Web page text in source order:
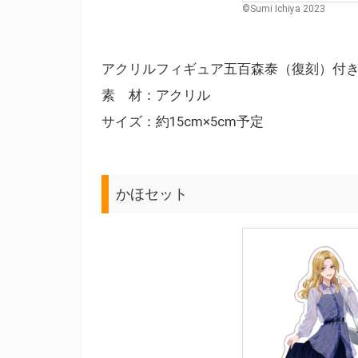
©Sumi Ichiya 2023
アクリルフィギュア五百森泰（復刻）付
素 材：アクリル
サイズ：約15cm×5cm予定
かほセット